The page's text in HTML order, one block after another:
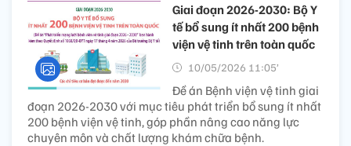
Giai đoạn 2026-2030: Bộ Y
tế bổ sung ít nhất 200 bệnh
viện vệ tinh trên toàn quốc
10/05/2026 11:05’
Đề án Bệnh viện vệ tinh giai
đoạn 2026-2030 với mục tiêu phát triển bổ sung ít nhất
200 bệnh viện vệ tinh, góp phần nâng cao năng lực
chuyên môn và chất lượng khám chữa bệnh.